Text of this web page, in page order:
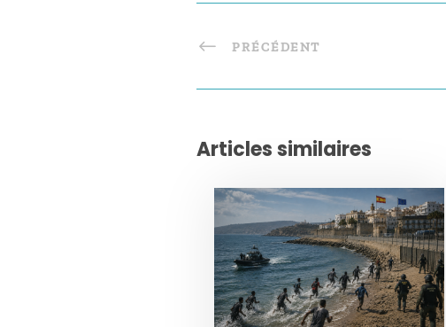
PRÉCÉDENT
Articles similaires